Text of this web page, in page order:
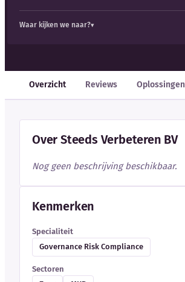
Waar kijken we naar?
Overzicht Reviews
Over Steeds Verbeteren BV
Nog geen beschrijving beschikbaar.
Kenmerken
Specialiteit
Governance Risk Compliance
Sectoren